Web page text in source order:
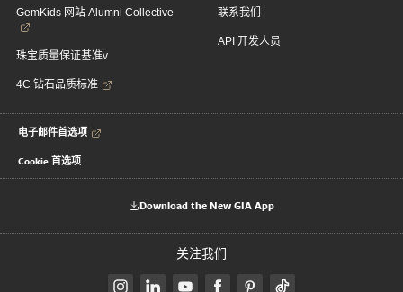
GemKids 网站 Alumni Collective
珠宝质量保证基准v
4C 钻石品质标准
联系我们
API 开发人员
电子邮件首选项
Cookie 首选项
Download the New GIA App
关注我们